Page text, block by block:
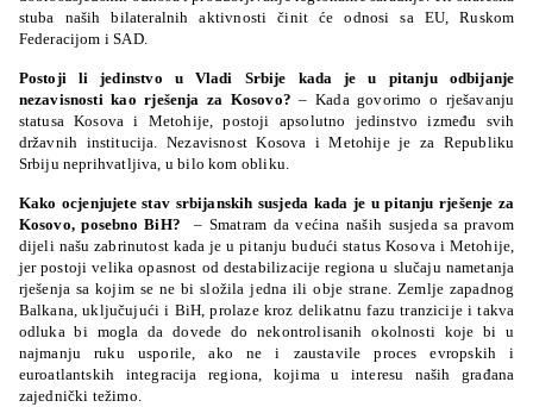
stuba naših bilateralnih aktivnosti činit će odnosi sa EU, Ruskom
Federacijom i SAD.
Postoji li jedinstvo u Vladi Srbije kada je u pitanju odbijanje
nezavisnosti kao rješenja za Kosovo?– Kada govorimo o rješavanju
statusa Kosova i Metohije, postoji apsolutno jedinstvo između svih
državnih institucija. Nezavisnost Kosova i Metohije je za Republiku
Srbiju neprihvatljiva, u bilo kom obliku.
Kako ocjenjujete stav srbijanskih susjeda kada je u pitanju rješenje za
Kosovo, posebno BiH?– Smatram da većina naših susjeda sa pravom
dijeli našu zabrinutost kada je u pitanju budući status Kosova i Metohije,
jer postoji velika opasnost od destabilizacije regiona u slučaju nametanja
rješenja sa kojim se ne bi složila jedna ili obje strane. Zemlje zapadnog
Balkana, uključujući i BiH, prolaze kroz delikatnu fazu tranzicije i takva
odluka bi mogla da dovede do nekontrolisanih okolnosti koje bi u
najmanju ruku usporile, ako ne i zaustavile proces evropskih i
euroatlantskih integracija regiona, kojima u interesu naših građana
zajednički težimo.